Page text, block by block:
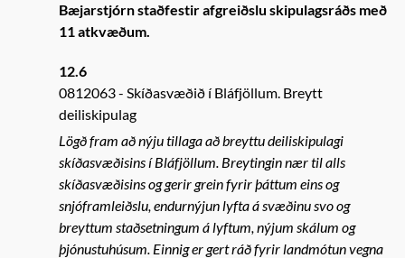
Bæjarstjórn staðfestir afgreiðslu skipulagsráðs með
11 atkvæðum.
12.6
0812063
Skíðasvæðið í Bláfjöllum. Breytt
deiliskipulag
Lögð fram að nýju tillaga að breyttu deiliskipulagi
skíðasvæðisins í Bláfjöllum. Breytingin nær til alls
skíðasvæðisins og gerir grein fyrir þáttum eins og
snjóframleiðslu, endurnýjun lyfta á svæðinu svo og
breyttum staðsetningum á lyftum, nýjum skálum og
þjónustuhúsum. Einnig er gert ráð fyrir landmótun vegna